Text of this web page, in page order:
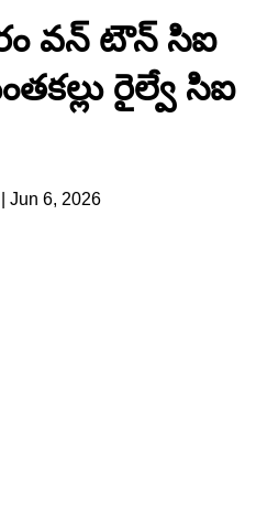
వన్ టౌన్ సిఐ
రైల్వే సిఐ
Jun 6, 2026